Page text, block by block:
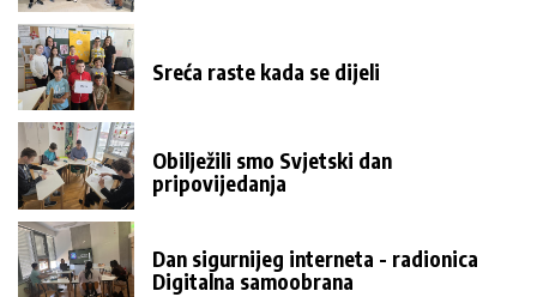
Sreća raste kada se dijeli
Obilježili smo Svjetski dan
pripovijedanja
Dan sigurnijeg interneta - radionica
Digitalna samoobrana